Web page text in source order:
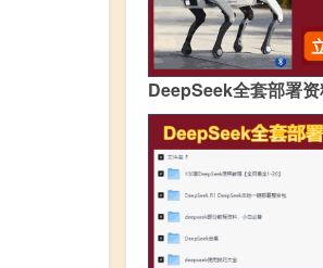
DeepSeek全套部署